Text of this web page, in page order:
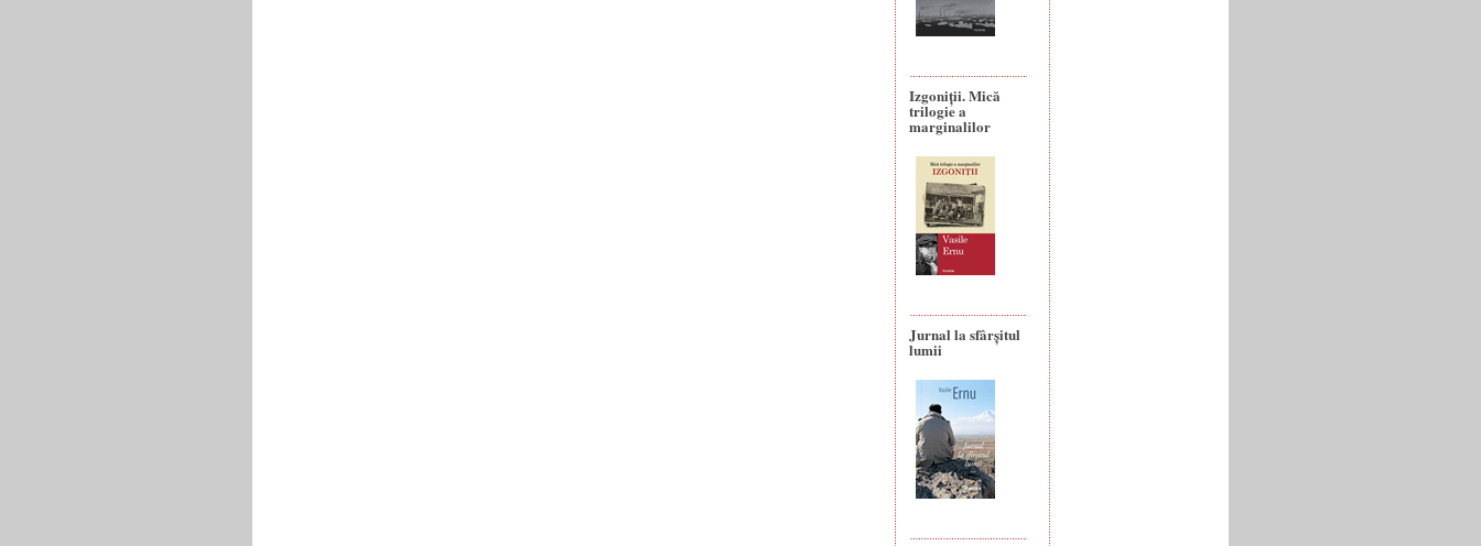
Izgoniții. Mică
trilogie a
marginalilor
Jurnal la sfârșitul
lumii